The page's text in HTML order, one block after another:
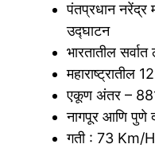
पंतप्रधान नरेंद्र
उद्घाटन
भारतातील
महाराष्ट्रातील
एकूण अंतर –
नागपूर आणि पुणे
गती : 73 Km/